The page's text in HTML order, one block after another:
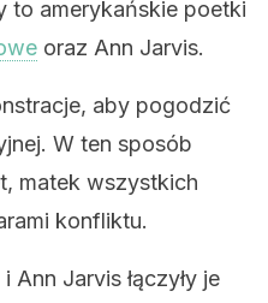
to amerykańskie poetki
oraz Ann Jarvis.
aby pogodzić
W ten sposób
matek wszystkich
konfliktu.
Ann Jarvis łączyły je